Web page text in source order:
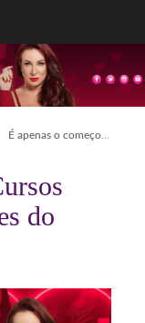
É apenas o começo…
do